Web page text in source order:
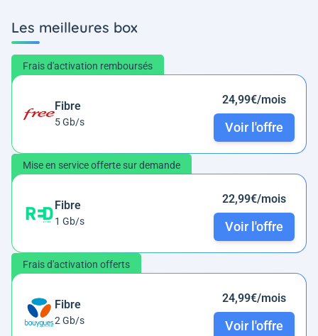
Les meilleures box
Frais d'activation remboursés
Fibre
5 Gb/s
24,99€/mois
Voir l'offre
Mise en service offerte sur demande
Fibre
1 Gb/s
22,99€/mois
Voir l'offre
Frais d'activation offerts
Fibre
2 Gb/s
24,99€/mois
Voir l'offre